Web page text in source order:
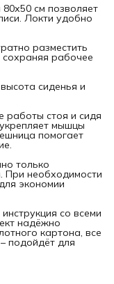
см позволяет
Локти удобно
разместить
сохраняя рабочее
сиденья и
работы стоя и сидя
мышцы
помогает
только
При необходимости
экономии
со всеми
надёжно
картона, все
подойдёт для